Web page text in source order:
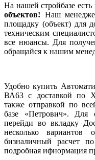
На нашей стройбазе
объектов! Наш
площадку (объект) для
техническим
все нюансы. Для
обращайся к нашим
Удобно купить
ВА63 с доставкой по
также отправкой по
базе «Петрович». Для
перейди во вкладку
несколько
бизналичный расчет
подробная ифнормация